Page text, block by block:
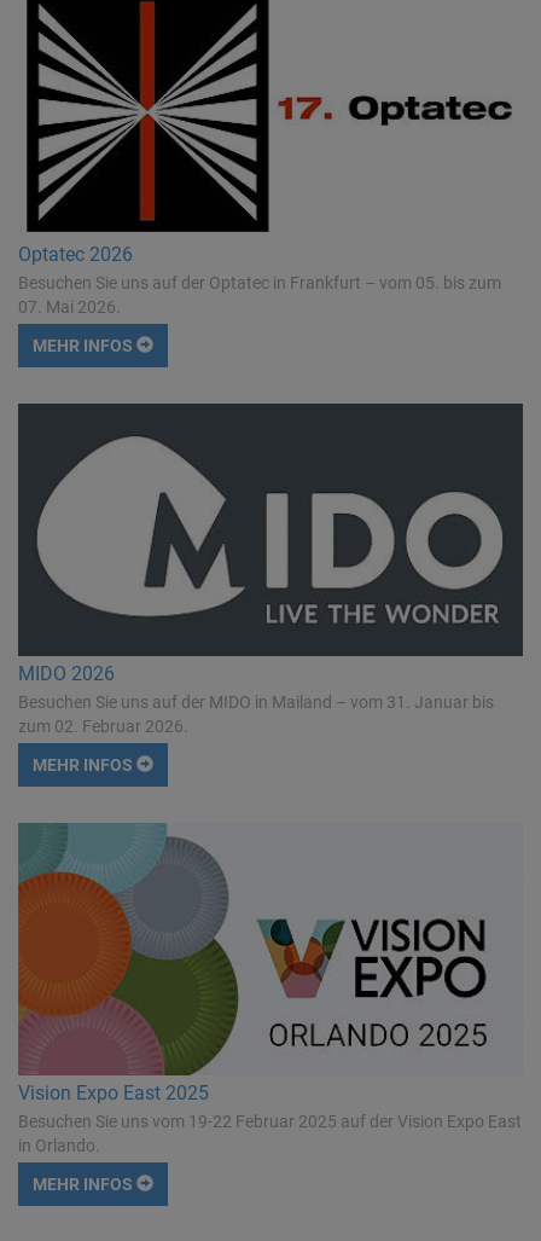
Optatec 2026
Besuchen Sie uns auf der Optatec in Frankfurt – vom 05. bis zum
07. Mai 2026.
MEHR INFOS
MIDO 2026
Besuchen Sie uns auf der MIDO in Mailand – vom 31. Januar bis
zum 02. Februar 2026.
MEHR INFOS
Vision Expo East 2025
Besuchen Sie uns vom 19-22 Februar 2025 auf der Vision Expo East
in Orlando.
MEHR INFOS